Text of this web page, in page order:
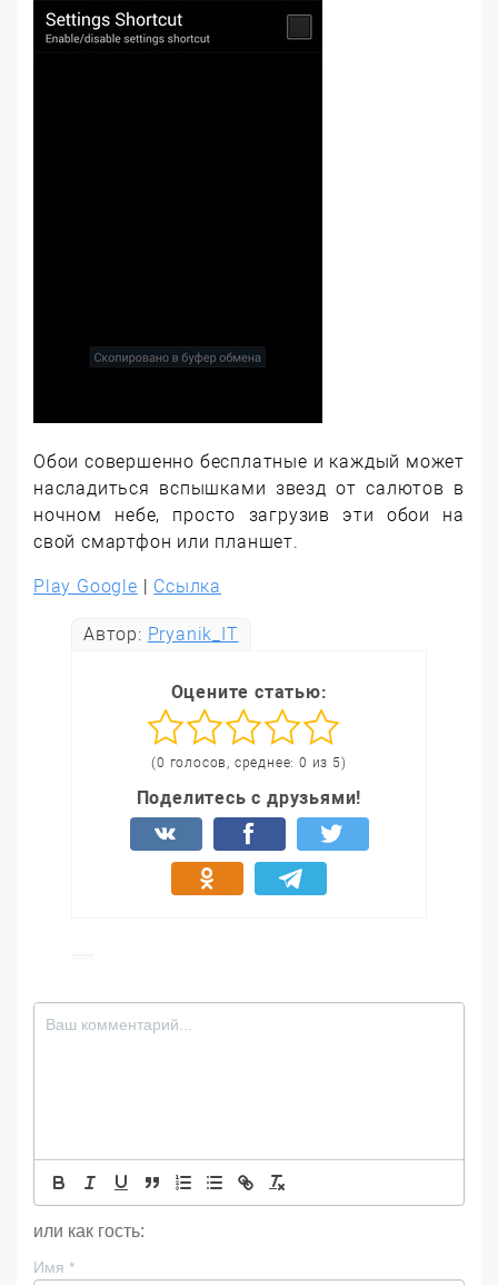
Обои совершенно бесплатные и каждый может
насладиться вспышками звезд от салютов в
ночном небе, просто загрузив эти обои на
свой смартфон или планшет.
Play Google | Ссылка
Автор: Pryanik_IT
Оцените статью:
(0 голосов, среднее: 0 из 5)
Поделитесь с друзьями!
или как гость:
Имя *